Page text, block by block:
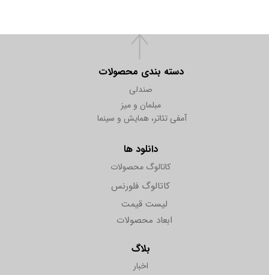
دسته بندی محصولات
صندلی
مبلمان و میز
آمفی تئاتر، همایش و سینما
دانلود ها
کاتالوگ محصولات
کاتالوگ فلورنس
بلاگ
اخبار
ابعاد محصولات
لیست قیمت